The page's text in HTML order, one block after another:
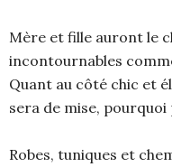
Mère et fille auront le
incontournables
Quant au côté chic et
sera de mise, pourquoi
Robes, tuniques et